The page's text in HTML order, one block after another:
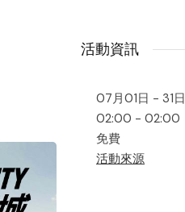
活動資訊
07月01日 - 31日
02:00 - 02:00
免費
活動來源